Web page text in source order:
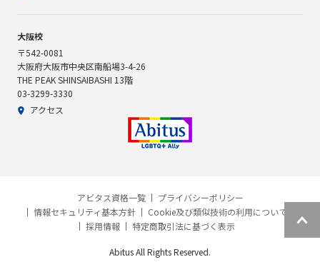
説明会予約
大阪校
〒542-0081
大阪府大阪市中央区南船場3-4-26
THE PEAK SHINSAIBASHI 13階
03-3299-3330
アクセス
アビタス資格一覧
プライバシーポリシー
情報セキュリティ基本方針
Cookie及び類似技術の利用について
採用情報
特定商取引法に基づく表示
Abitus All Rights Reserved.